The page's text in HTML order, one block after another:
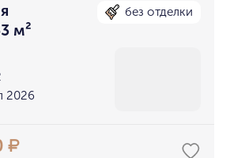
м²
без отделки
2026
₽